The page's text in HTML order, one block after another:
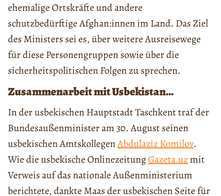
ehemalige Ortskräfte und andere
schutzbedürftige Afghan:innen im Land. Das Ziel
des Ministers sei es, über weitere Ausreisewege
für diese Personengruppen sowie über die
sicherheitspolitischen Folgen zu sprechen.
Zusammenarbeit mit Usbekistan…
In der usbekischen Hauptstadt Taschkent traf der
Bundesaußenminister am 30. August seinen
usbekischen AmtskollegenAbdulaziz Komilov.
Wie die usbekische OnlinezeitungGazeta.uzmit
Verweis auf das nationale Außenministerium
berichtete, dankte Maas der usbekischen Seite für